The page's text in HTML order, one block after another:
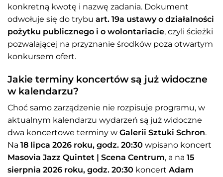
konkretną kwotę i nazwę zadania. Dokument
odwołuje się do trybu art. 19a ustawy o działalności
pożytku publicznego i o wolontariacie, czyli ścieżki
pozwalającej na przyznanie środków poza otwartym
konkursem ofert.
Jakie terminy koncertów są już widoczne
w kalendarzu?
Choć samo zarządzenie nie rozpisuje programu, w
aktualnym kalendarzu wydarzeń są już widoczne
dwa koncertowe terminy w Galerii Sztuki Schron.
Na 18 lipca 2026 roku, godz. 20:30 wpisano koncert
Masovia Jazz Quintet | Scena Centrum, a na 15
sierpnia 2026 roku, godz. 20:30 koncert Adam